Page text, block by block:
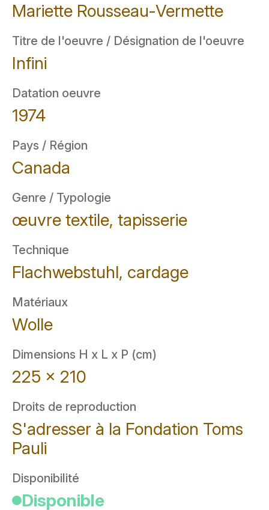
Mariette Rousseau-Vermette
Titre de l'oeuvre / Désignation de l'oeuvre
Infini
Datation oeuvre
1974
Pays / Région
Canada
Genre / Typologie
œuvre textile, tapisserie
Technique
Flachwebstuhl, cardage
Matériaux
Wolle
Dimensions H x L x P (cm)
225 x 210
Droits de reproduction
S'adresser à la Fondation Toms
Pauli
Disponibilité
Disponible